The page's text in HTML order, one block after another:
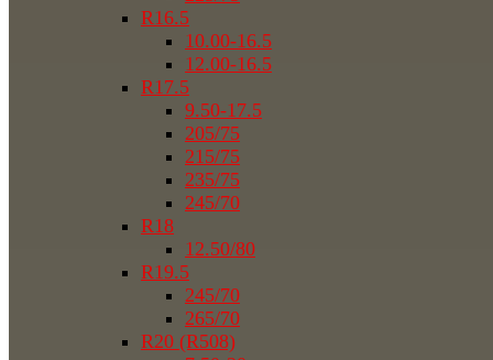
R16.5
10.00-16.5
12.00-16.5
R17.5
9.50-17.5
205/75
215/75
235/75
245/70
R18
12.50/80
R19.5
245/70
265/70
R20 (R508)